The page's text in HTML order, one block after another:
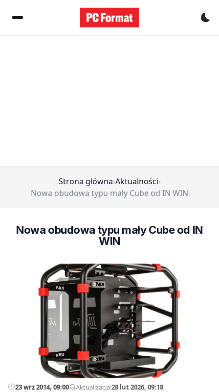
Strona główna›Aktualności›
Nowa obudowa typu mały Cube od IN WIN
Nowa obudowa typu mały Cube od IN
WIN
23 wrz 2014, 09:00—Aktualizacja:28 lut 2026, 09:18